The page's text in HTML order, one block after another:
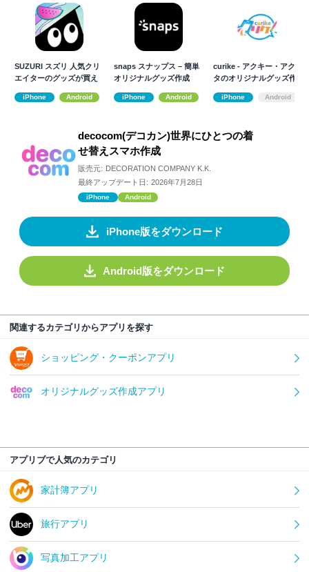
SUZURI スズリ 人気クリ
エイターのグッズが買え
iPhone Android
snaps スナップス – 簡単
オリジナルグッズ作成
iPhone Android
curike - アクキー・アクス
タのオリジナルグッズ作
iPhone Android
decocom(デコカン)世界にひとつの着
せ替えスマホ作成
販売元: DECORATION COMPANY K.K.
最終アップデート日: 2026年7月28日
iPhone Android
iPhone版をダウンロード
Android版をダウンロード
関連するカテゴリからアプリを探す
ショッピング・クーポンアプリ
オリジナルグッズ作成アプリ
アプリブで人気のカテゴリ
家計簿アプリ
旅行アプリ
写真加工アプリ